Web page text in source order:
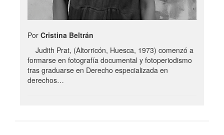
Por Cristina Beltrán
Judith Prat, (Altorricón, Huesca, 1973) comenzó a
formarse en fotografía documental y fotoperiodismo
tras graduarse en Derecho especializada en
derechos…